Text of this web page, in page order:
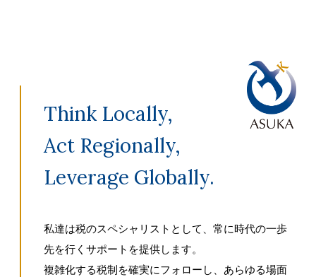
Think Locally,
Act Regionally,
Leverage Globally.
私達は税のスペシャリストとして、常に時代の一歩
先を行くサポートを提供します。
複雑化する税制を確実にフォローし、あらゆる場面